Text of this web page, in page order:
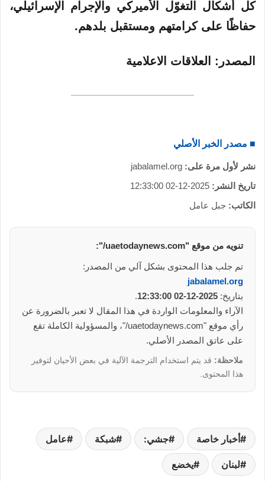
كل أشكال التغوّل الأميركي والإجرام الإسرائيلي،
حفاظًا على كرامتهم ومستقبل بلدهم.
المصدر: العلاقات الاعلامية
■ مصدر الخبر الأصلي
نشر لأول مرة على: jabalamel.org
تاريخ النشر: 2025-12-02 12:33:00
الكاتب: جبل عامل
تنويه من موقع "uaetodaynews.com/":
تم جلب هذا المحتوى بشكل آلي من المصدر:
jabalamel.org
بتاريخ: 2025-12-02 12:33:00
.
الآراء والمعلومات الواردة في هذا المقال لا تعبر بالضرورة عن
رأي موقع "uaetodaynews.com/"، والمسؤولية الكاملة تقع
على عاتق المصدر الأصلي.
ملاحظة: قد يتم استخدام الترجمة الآلية في بعض الأحيان لتوفير
هذا المحتوى.
أخبار خاصة جشي: شبكة عامل
لبنان يخضع